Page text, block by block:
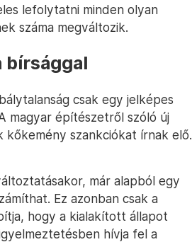
lefolytatni minden olyan
száma megváltozik.
bírsággal
csak egy jelképes
magyar építészetről szóló új
szankciókat írnak elő.
már alapból egy
Ez azonban csak a
hogy a kialakított állapot
hívja fel a